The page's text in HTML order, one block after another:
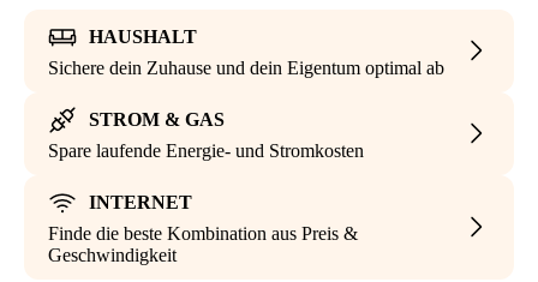
HAUSHALT
Sichere dein Zuhause und dein Eigentum optimal ab
STROM & GAS
Spare laufende Energie- und Stromkosten
INTERNET
Finde die beste Kombination aus Preis &
Geschwindigkeit